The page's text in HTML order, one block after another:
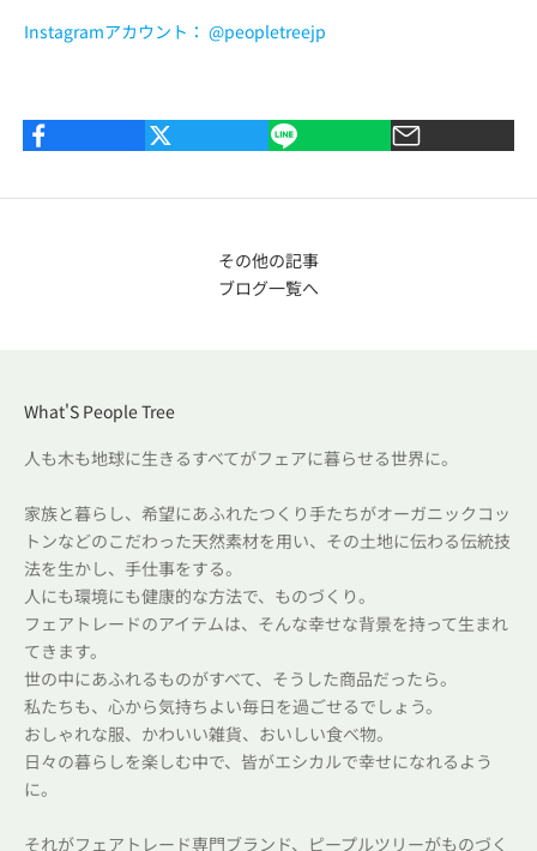
Instagramアカウント： @peopletreejp
その他の記事
ブログ一覧へ
What'S People Tree
人も木も地球に生きるすべてがフェアに暮らせる世界に。
家族と暮らし、希望にあふれたつくり手たちがオーガニックコッ
トンなどのこだわった天然素材を用い、その土地に伝わる伝統技
法を生かし、手仕事をする。
人にも環境にも健康的な方法で、ものづくり。
フェアトレードのアイテムは、そんな幸せな背景を持って生まれ
てきます。
世の中にあふれるものがすべて、そうした商品だったら。
私たちも、心から気持ちよい毎日を過ごせるでしょう。
おしゃれな服、かわいい雑貨、おいしい食べ物。
日々の暮らしを楽しむ中で、皆がエシカルで幸せになれるよう
に。
それがフェアトレード専門ブランド、ピープルツリーがものづく